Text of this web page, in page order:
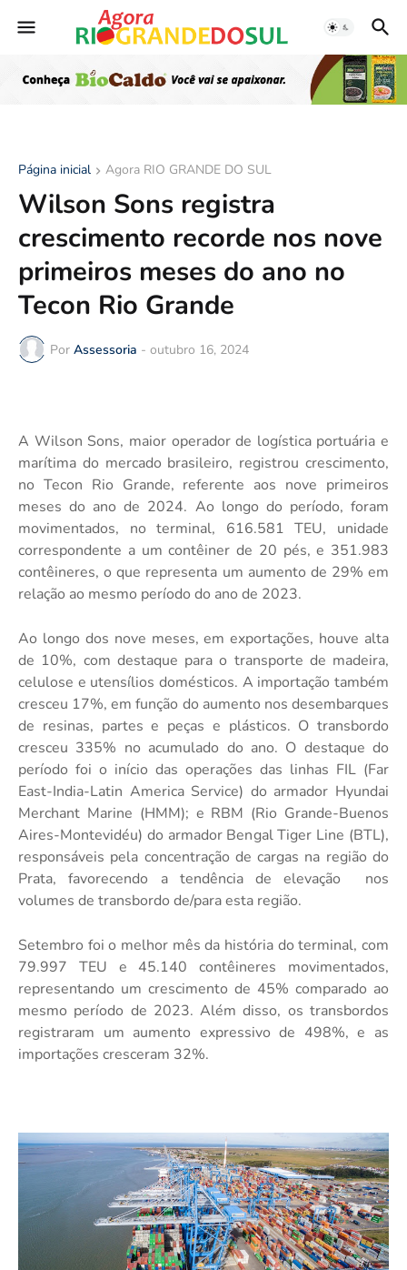
Página inicial Agora RIO GRANDE DO SUL
Wilson Sons registra
crescimento recorde nos nove
primeiros meses do ano no
Tecon Rio Grande
Por Assessoria - outubro 16, 2024
A Wilson Sons, maior operador de logística portuária e
marítima do mercado brasileiro, registrou crescimento,
no Tecon Rio Grande, referente aos nove primeiros
meses do ano de 2024. Ao longo do período, foram
movimentados, no terminal, 616.581 TEU, unidade
correspondente a um contêiner de 20 pés, e 351.983
contêineres, o que representa um aumento de 29% em
relação ao mesmo período do ano de 2023.
Ao longo dos nove meses, em exportações, houve alta
de 10%, com destaque para o transporte de madeira,
celulose e utensílios domésticos. A importação também
cresceu 17%, em função do aumento nos desembarques
de resinas, partes e peças e plásticos. O transbordo
cresceu 335% no acumulado do ano. O destaque do
período foi o início das operações das linhas FIL (Far
East-India-Latin America Service) do armador Hyundai
Merchant Marine (HMM); e RBM (Rio Grande-Buenos
Aires-Montevidéu) do armador Bengal Tiger Line (BTL),
responsáveis pela concentração de cargas na região do
Prata, favorecendo a tendência de elevação nos
volumes de transbordo de/para esta região.
Setembro foi o melhor mês da história do terminal, com
79.997 TEU e 45.140 contêineres movimentados,
representando um crescimento de 45% comparado ao
mesmo período de 2023. Além disso, os transbordos
registraram um aumento expressivo de 498%, e as
importações cresceram 32%.